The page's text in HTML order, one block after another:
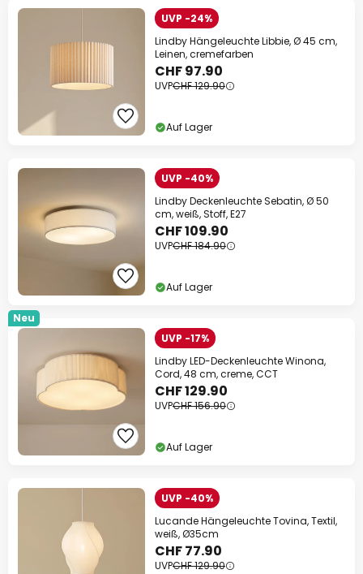
UVP -24%
Lindby Hängeleuchte Libbie, Ø 45 cm,
Leinen, cremefarben
CHF 97.90
UVPCHF 129.90
Auf Lager
UVP -40%
Lindby Deckenleuchte Sebatin, Ø 50
cm, weiß, Stoff, E27
CHF 109.90
UVPCHF 184.90
Auf Lager
Neu
UVP -17%
Lindby LED-Deckenleuchte Winona,
Cord, 48 cm, creme, CCT
CHF 129.90
UVPCHF 156.90
Auf Lager
UVP -40%
Lucande Hängeleuchte Tovina, Textil,
weiß, Ø35cm
CHF 77.90
UVPCHF 129.90